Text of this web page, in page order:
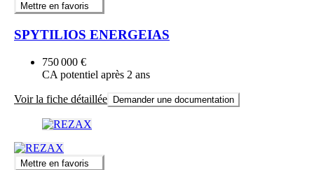
Mettre en favoris
SPYTILIOS ENERGEIAS
750 000 €
CA potentiel après 2 ans
Voir la fiche détaillée Demander une documentation
Mettre en favoris